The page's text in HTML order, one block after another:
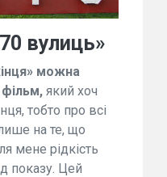
вулиць»
можна
який хоч
тобто про всі
на те, що
мене рідкість
показу. Цей